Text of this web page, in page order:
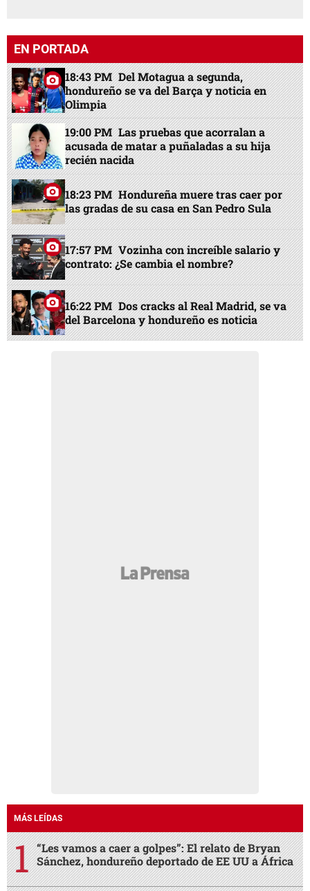
EN PORTADA
18:43 PM Del Motagua a segunda,
hondureño se va del Barça y noticia en
Olimpia
19:00 PM Las pruebas que acorralan a
acusada de matar a puñaladas a su hija
recién nacida
18:23 PM Hondureña muere tras caer por
las gradas de su casa en San Pedro Sula
17:57 PM Vozinha con increíble salario y
contrato: ¿Se cambia el nombre?
16:22 PM Dos cracks al Real Madrid, se va
del Barcelona y hondureño es noticia
MÁS LEÍDAS
“Les vamos a caer a golpes”: El relato de Bryan
Sánchez, hondureño deportado de EE UU a África